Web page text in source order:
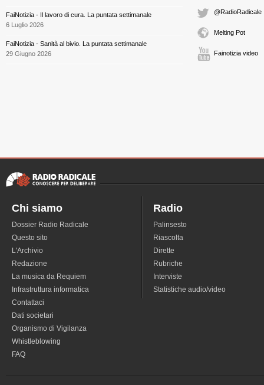
FaiNotizia - Il lavoro di cura. La puntata settimanale
6 Luglio 2026
FaiNotizia - Sanità al bivio. La puntata settimanale
29 Giugno 2026
@RadioRadicale
Melting Pot
Fainotizia video
Chi siamo
Dossier Radio Radicale
Questo sito
L'Archivio
Redazione
La musica da Requiem
Infrastruttura informatica
Contattaci
Dati societari
Organismo di Vigilanza
Whistleblowing
FAQ
Radio
Palinsesto
Riascolta
Dirette
Rubriche
Interviste
Statistiche audio/video